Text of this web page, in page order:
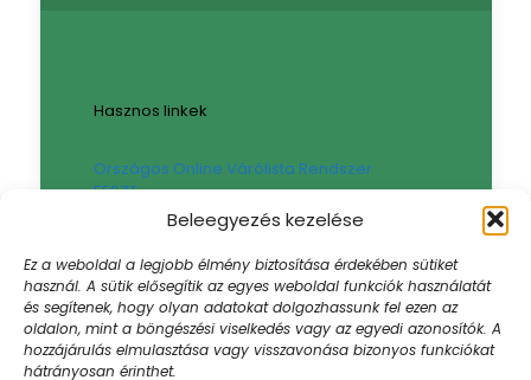
Beleegyezés kezelése
Ez a weboldal a legjobb élmény biztosítása érdekében sütiket
használ. A sütik elősegítik az egyes weboldal funkciók használatát
és segítenek, hogy olyan adatokat dolgozhassunk fel ezen az
oldalon, mint a böngészési viselkedés vagy az egyedi azonosítók. A
hozzájárulás elmulasztása vagy visszavonása bizonyos funkciókat
hátrányosan érinthet.
Hasznos linkek
Országos Online Várólista Rendszer
EESZT
Háziorvosi körzetek – Komárom-Eszterom
Háziorvosi ügyelet – Komárom-Esztergom
Vármegye
Gyógyszertári ügyelet – Komárom-
Esztergom Vármegye
Sajtókapcsolat, Sajtószoba